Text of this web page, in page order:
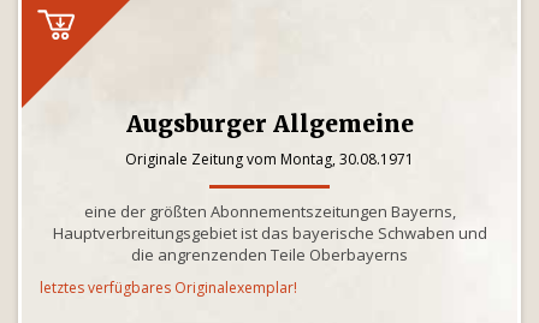
Augsburger Allgemeine
Originale Zeitung vom Montag, 30.08.1971
eine der größten Abonnementszeitungen Bayerns,
Hauptverbreitungsgebiet ist das bayerische Schwaben und
die angrenzenden Teile Oberbayerns
letztes verfügbares Originalexemplar!